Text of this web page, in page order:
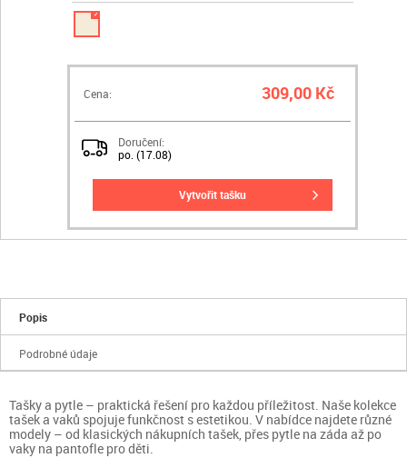
✓
Cena: 309,00 Kč
Doručení:
po. (17.08)
vytvořit tašku
Popis
Podrobné údaje
Tašky a pytle – praktická řešení pro každou příležitost. Naše kolekce
tašek a vaků spojuje funkčnost s estetikou. V nabídce najdete různé
modely – od klasických nákupních tašek, přes pytle na záda až po
vaky na pantofle pro děti.